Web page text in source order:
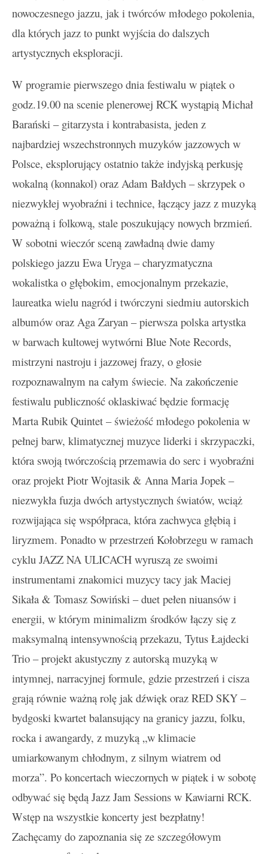
nowoczesnego jazzu, jak i twórców młodego pokolenia,
dla których jazz to punkt wyjścia do dalszych
artystycznych eksploracji.
W programie pierwszego dnia festiwalu w piątek o
godz.19.00 na scenie plenerowej RCK wystąpią Michał
Barański – gitarzysta i kontrabasista, jeden z
najbardziej wszechstronnych muzyków jazzowych w
Polsce, eksplorujący ostatnio także indyjską perkusję
wokalną (konnakol) oraz Adam Bałdych – skrzypek o
niezwykłej wyobraźni i technice, łączący jazz z muzyką
poważną i folkową, stale poszukujący nowych brzmień.
W sobotni wieczór sceną zawładną dwie damy
polskiego jazzu Ewa Uryga – charyzmatyczna
wokalistka o głębokim, emocjonalnym przekazie,
laureatka wielu nagród i twórczyni siedmiu autorskich
albumów oraz Aga Zaryan – pierwsza polska artystka
w barwach kultowej wytwórni Blue Note Records,
mistrzyni nastroju i jazzowej frazy, o głosie
rozpoznawalnym na całym świecie. Na zakończenie
festiwalu publiczność oklaskiwać będzie formację
Marta Rubik Quintet – świeżość młodego pokolenia w
pełnej barw, klimatycznej muzyce liderki i skrzypaczki,
która swoją twórczością przemawia do serc i wyobraźni
oraz projekt Piotr Wojtasik & Anna Maria Jopek –
niezwykła fuzja dwóch artystycznych światów, wciąż
rozwijająca się współpraca, która zachwyca głębią i
liryzmem. Ponadto w przestrzeń Kołobrzegu w ramach
cyklu JAZZ NA ULICACH wyruszą ze swoimi
instrumentami znakomici muzycy tacy jak Maciej
Sikała & Tomasz Sowiński – duet pełen niuansów i
energii, w którym minimalizm środków łączy się z
maksymalną intensywnością przekazu, Tytus Łajdecki
Trio – projekt akustyczny z autorską muzyką w
intymnej, narracyjnej formule, gdzie przestrzeń i cisza
grają równie ważną rolę jak dźwięk oraz RED SKY –
bydgoski kwartet balansujący na granicy jazzu, folku,
rocka i awangardy, z muzyką „w klimacie
umiarkowanym chłodnym, z silnym wiatrem od
morza”. Po koncertach wieczornych w piątek i w sobotę
odbywać się będą Jazz Jam Sessions w Kawiarni RCK.
Wstęp na wszystkie koncerty jest bezpłatny!
Zachęcamy do zapoznania się ze szczegółowym